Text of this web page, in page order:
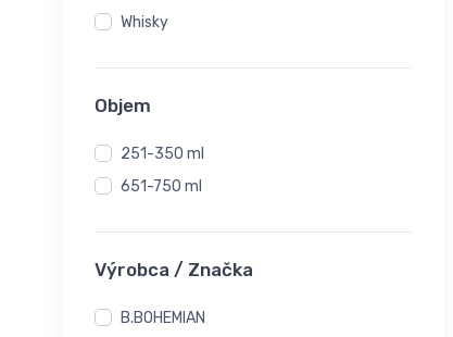
Whisky
Objem
251-350 ml
651-750 ml
Výrobca / Značka
B.BOHEMIAN